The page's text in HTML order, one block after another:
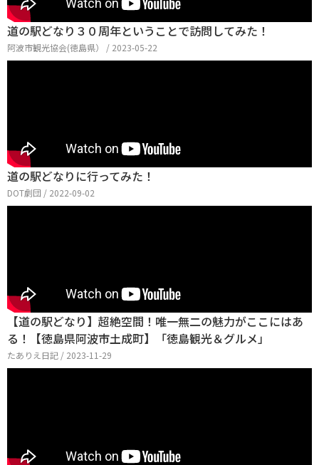
道の駅どなり３０周年ということで訪問してみた！
阿波市観光協会(徳島県） / 2023-05-22
道の駅どなりに行ってみた！
DOT劇団 / 2022-09-02
【道の駅どなり】超絶空間！唯一無二の魅力がここにはあ
る！【徳島県阿波市土成町】「徳島観光＆グルメ」
たありえ日記 / 2023-11-29